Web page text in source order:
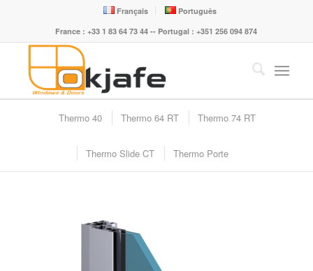
Français
Português
France : +33 1 83 64 73 44 -- Portugal : +351 256 094 874
Thermo 40 Thermo 64 RT Thermo 74 RT
Thermo Slide CT Thermo Porte